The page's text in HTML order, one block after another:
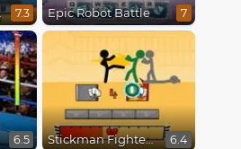
7.3 Epic Robot Battle 7
6.5 Stickman Fighter Epic Battles 6.4